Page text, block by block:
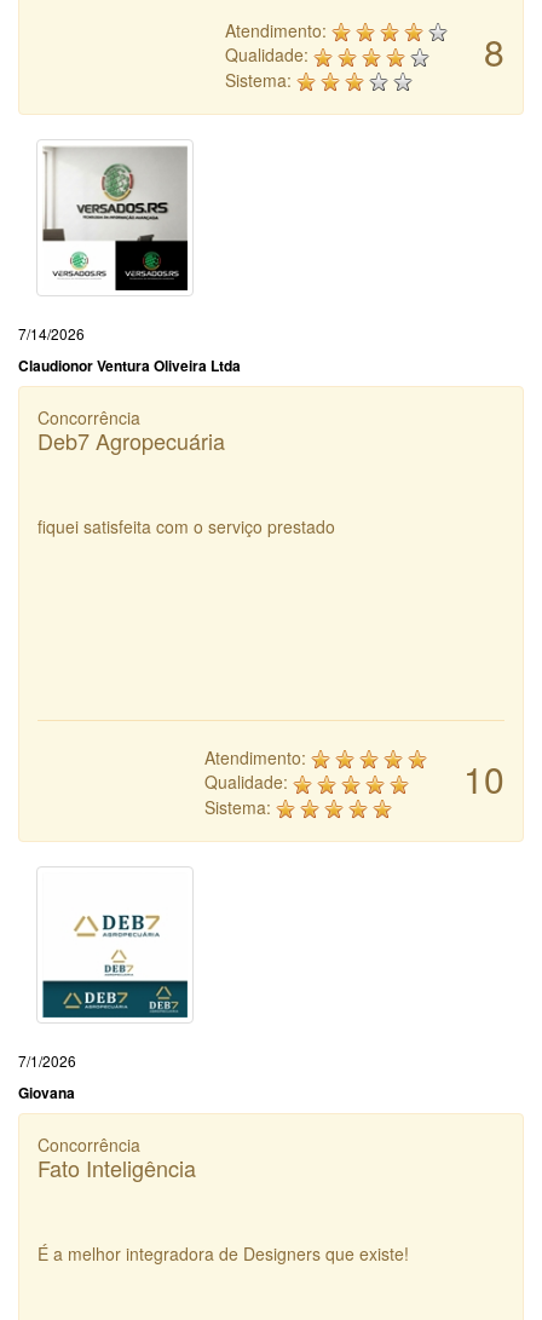
8
Atendimento:
Qualidade:
Sistema:
7/14/2026
Claudionor Ventura Oliveira Ltda
Concorrência
Deb7 Agropecuária
fiquei satisfeita com o serviço prestado
10
Atendimento:
Qualidade:
Sistema:
7/1/2026
Giovana
Concorrência
Fato Inteligência
É a melhor integradora de Designers que existe!